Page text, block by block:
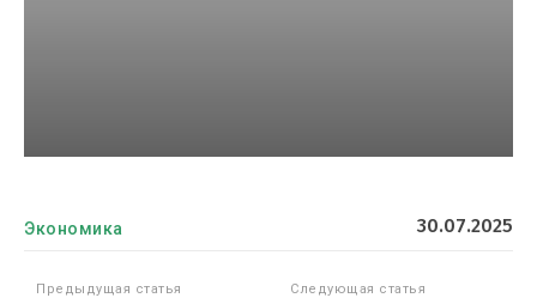
Экономика 30.07.2025
Предыдущая статья Следующая статья